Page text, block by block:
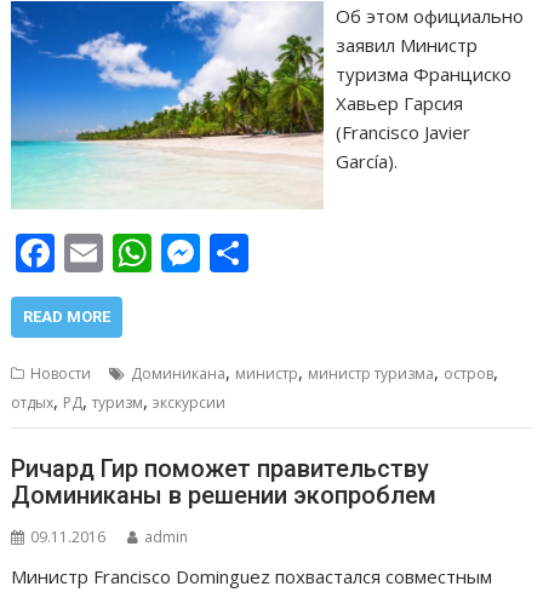
Об этом официально
заявил Министр
туризма Франциско
Хавьер Гарсия
(Francisco Javier
García).
F
ac
e
b
o
o
k
E
m
ai
l
W
s
A
p
p
M
e
n
g
er
р
в
и
ь
READ MORE
Новости Доминикана, министр, министр туризма, остров,
отдых, РД,туризм,экскурсии
Ричард Гир поможет правительству
Доминиканы в решении экопроблем
09.11.2016 admin
Министр Francisco Dominguez похвастался совместным